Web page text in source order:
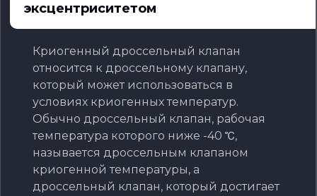
эксцентриситетом
Криогенный дроссельный клапан
относится к дроссельному клапану,
который может использоваться в
условиях криогенных температур.
Обычно дроссельный клапан, рабочая
температура которого ниже -40 ℃,
называется дроссельным клапаном
криогенной температуры, а
дроссельный клапан, который достигает